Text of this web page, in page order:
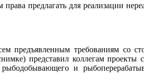
предлагать для реализации
предъявленным требованиям
представил коллегам проекты
и